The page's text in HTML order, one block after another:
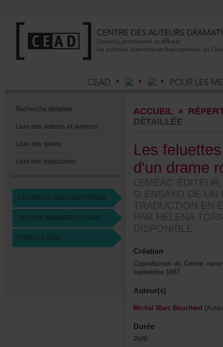
Recherchedétaillée
Listedesauteursetautrices
Listedestextes
Listedestraductions
CENTREDEDOCUMENTATION
DEVENIRMEMBREDUCEAD
FAIREUNDON
ACCUEIL»
DÉTAILLÉE
DISPONIBLE.
Création
septembre1987
Auteur(s)
MichelMarcBouchard
Durée
2h00